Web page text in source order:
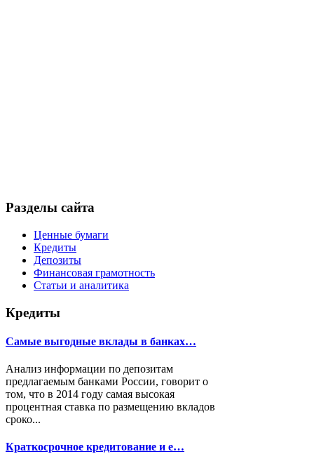
Разделы сайта
Ценные бумаги
Кредиты
Депозиты
Финансовая грамотность
Статьи и аналитика
Кредиты
Самые выгодные вклады в банках…
Анализ информации по депозитам
предлагаемым банками России, говорит о
том, что в 2014 году самая высокая
процентная ставка по размещению вкладов
сроко...
Краткосрочное кредитование и е…